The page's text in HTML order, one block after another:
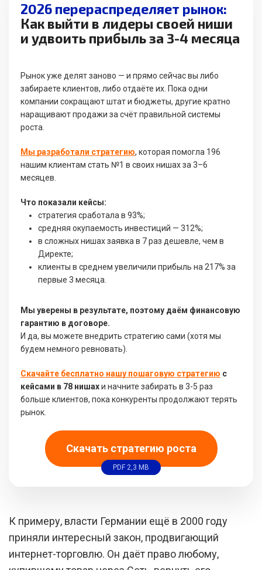
2026 перераспределяет рынок:
Как выйти в лидеры своей ниши
и удвоить прибыль за 3-4 месяца
Рынок уже делят заново — и прямо сейчас вы либо
забираете клиентов, либо отдаёте их. Пока одни
компании сокращают штат и бюджеты, другие кратно
наращивают продажи за счёт правильной системы
роста.
Мы разработали стратегию, которая помогла 196
нашим клиентам стать №1 в своих нишах за 3–6
месяцев.
Что показали кейсы:
стратегия сработала в 93%;
средняя окупаемость инвестиций — 312%;
в сложных нишах заявка в 7 раз дешевле, чем в
Директе;
клиенты в среднем увеличили прибыль на 217% за
первые 3 месяца.
Мы уверены в результате, поэтому даём финансовую
гарантию в договоре.
И да, вы можете внедрить стратегию сами (хотя мы
будем немного ревновать).
Скачайте бесплатно нашу пошаговую стратегию с
кейсами в 78 нишахи начните забирать в 3-5 раз
больше клиентов, пока конкуренты продолжают терять
рынок.
Скачать стратегию роста
PDF 2,3 MB
К примеру, власти Германии ещё в 2000 году
приняли интересный закон, продвигающий
интернет-торговлю. Он даёт право любому,